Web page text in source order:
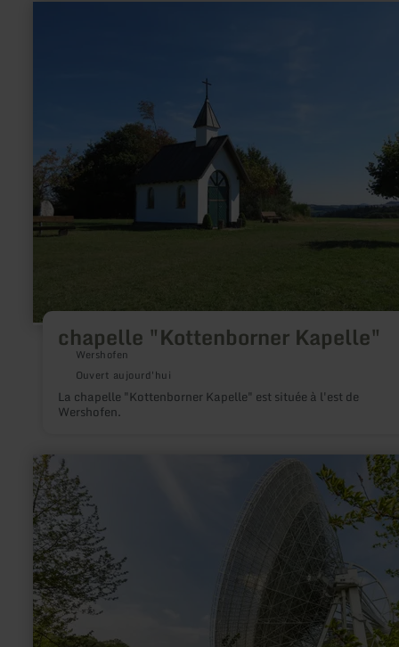
chapelle "Kottenborner Kapelle"
Wershofen
Ouvert aujourd'hui
La chapelle "Kottenborner Kapelle" est située à l'est de
Wershofen.
en
savoir
plus
sur
:
Radioteleskop
Effelsberg